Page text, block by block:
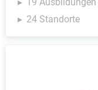
24 Standorte